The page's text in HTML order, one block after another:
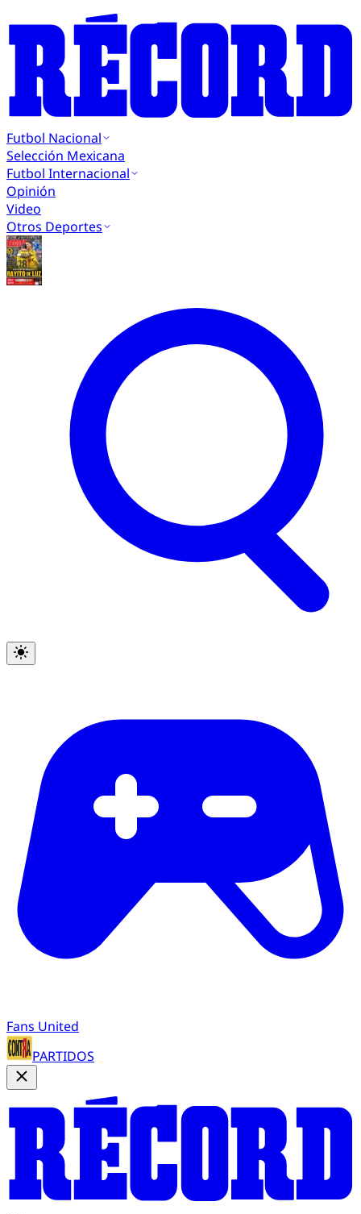
Futbol Nacional
Selección Mexicana
Futbol Internacional
Opinión
Video
Otros Deportes
Fans United
PARTIDOS